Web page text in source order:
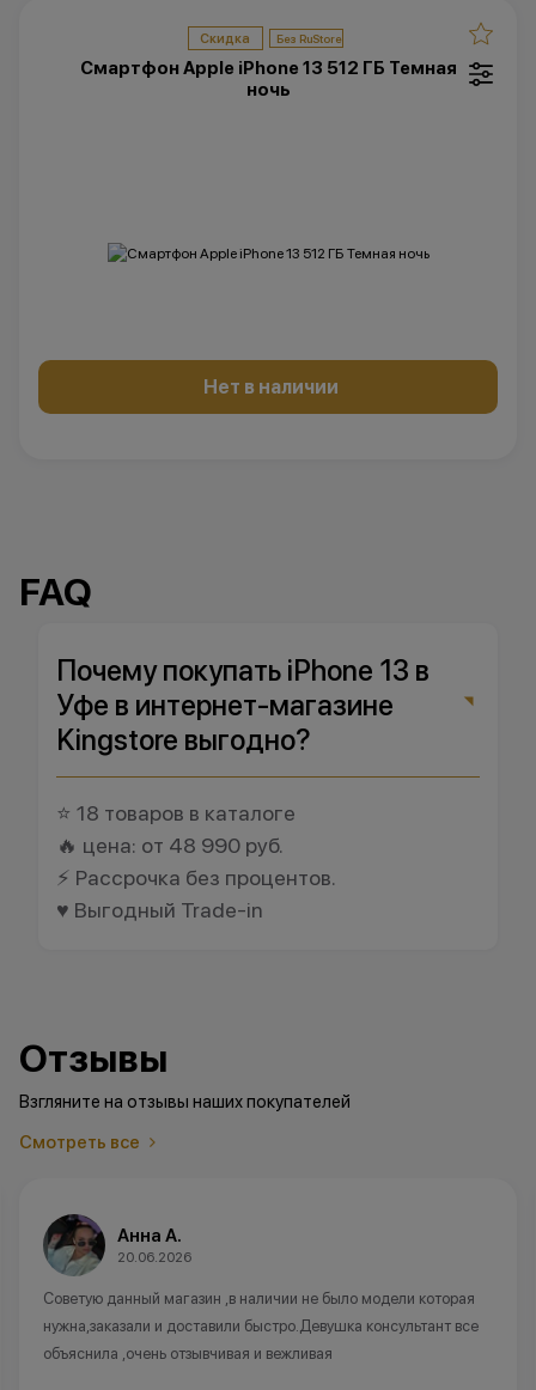
Скидка
Смартфон Apple iPhone 13 512 ГБ Темная
ночь
Нет в наличии
FAQ
Почему покупать iPhone 13 в
Уфе в интернет-магазине
Kingstore выгодно?
⭐ 18 товаров в каталоге
🔥 цена: от 48 990 руб.
⚡ Рассрочка без процентов.
♥️ Выгодный Trade-in
Отзывы
Взгляните на отзывы наших покупателей
Смотреть все
Анна А.
20.06.2026
Советую данный магазин ,в наличии не было модели которая
нужна,заказали и доставили быстро.Девушка консультант все
объяснила ,очень отзывчивая и вежливая